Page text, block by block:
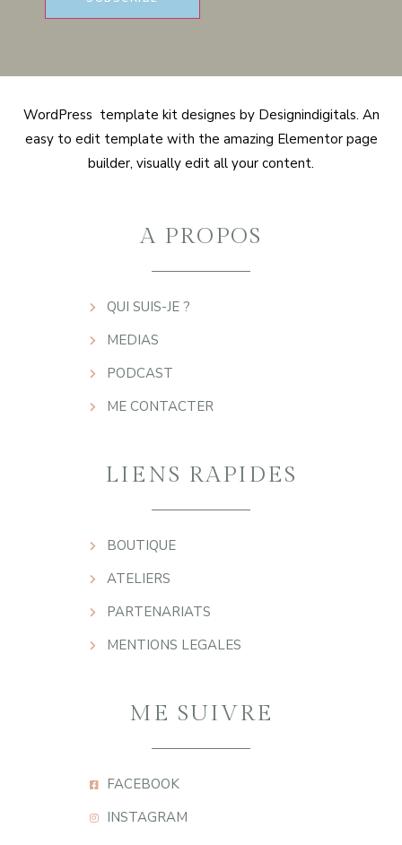
WordPress template kit designes by Designindigitals. An
easy to edit template with the amazing Elementor page
builder, visually edit all your content.
A PROPOS
QUI SUIS-JE ?
MEDIAS
PODCAST
ME CONTACTER
LIENS RAPIDES
BOUTIQUE
ATELIERS
PARTENARIATS
MENTIONS LEGALES
ME SUIVRE
FACEBOOK
INSTAGRAM